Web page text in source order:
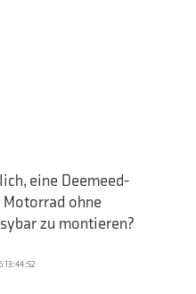
eine Deemeed-
Motorrad ohne
zu montieren?
13:44:52